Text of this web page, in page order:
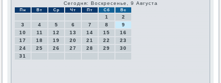
Сегодня: Воскресенье, 9 Августа
Пн Вт Ср Чт Пт Сб Вс
1
2
3
4 5 6 7 8
9
10
11 12 13 14 15
16
17
18 19 20 21 22
23
24
25 26 27 28 29
30
31